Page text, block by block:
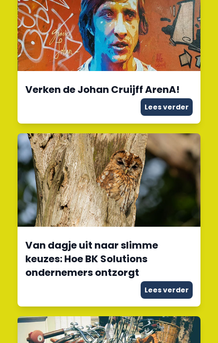
Verken de Johan Cruijff ArenA!
Lees verder
Van dagje uit naar slimme
keuzes: Hoe BK Solutions
ondernemers ontzorgt
Lees verder